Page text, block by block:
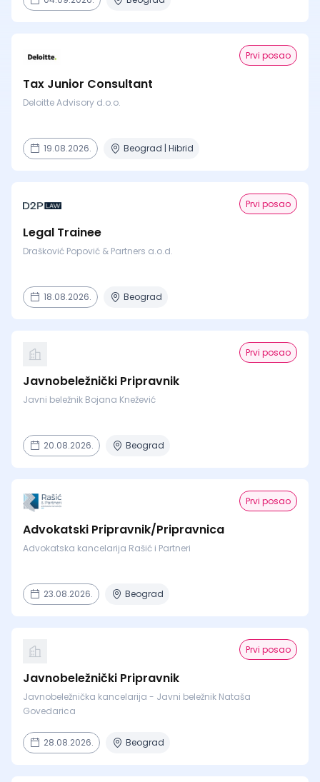
Prvi posao
Tax Junior Consultant
Deloitte Advisory d.o.o.
19.08.2026. Beograd | Hibrid
Prvi posao
Legal Trainee
Drašković Popović & Partners a.o.d.
18.08.2026. Beograd
Prvi posao
Javnobeležnički Pripravnik
Javni beležnik Bojana Knežević
20.08.2026. Beograd
Prvi posao
Advokatski Pripravnik/Pripravnica
Advokatska kancelarija Rašić i Partneri
23.08.2026. Beograd
Prvi posao
Javnobeležnički Pripravnik
Javnobeležnička kancelarija - Javni beležnik Nataša
Govedarica
28.08.2026. Beograd